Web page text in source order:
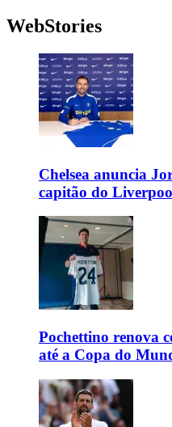
WebStories
Chelsea anuncia
capitão do
Pochettino renova
até a Copa do